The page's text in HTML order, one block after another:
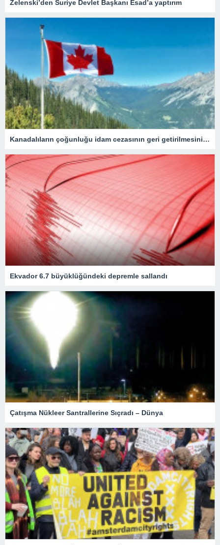
Zelenski’den Suriye Devlet Başkanı Esad’a yaptırım
Kanadalıların çoğunluğu idam cezasının geri getirilmesini onaylıyor
Ekvador 6.7 büyüklüğündeki depremle sallandı
Çatışma Nükleer Santrallerine Sıçradı – Dünya